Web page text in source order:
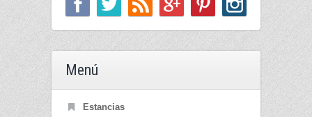
Menú
Estancias